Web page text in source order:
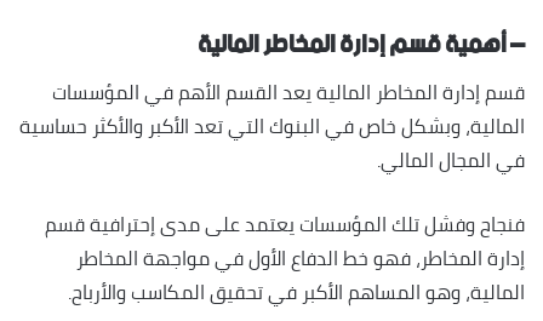
– أهمية قسم إدارة المخاطر المالية
قسم إدارة المخاطر المالية يعد القسم الأهم في المؤسسات
المالية، وبشكل خاص في البنوك التي تعد الأكبر والأكثر حساسية
في المجال المالي.
فنجاح وفشل تلك المؤسسات يعتمد على مدى إحترافية قسم
إدارة المخاطر، فهو خط الدفاع الأول في مواجهة المخاطر
المالية، وهو المساهم الأكبر في تحقيق المكاسب والأرباح.